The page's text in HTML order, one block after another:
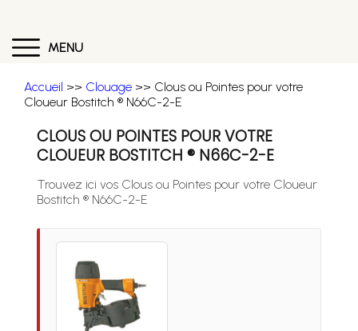
MENU
Accueil >> Clouage >> Clous ou Pointes pour votre
Cloueur Bostitch ® N66C-2-E
CLOUS OU POINTES POUR VOTRE
CLOUEUR BOSTITCH ® N66C-2-E
Trouvez ici vos Clous ou Pointes pour votre Cloueur
Bostitch ® N66C-2-E